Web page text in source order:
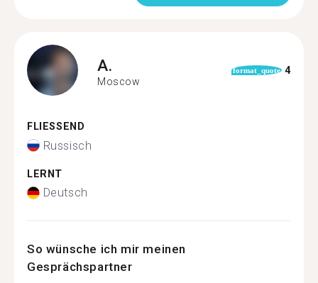
A.
Moscow
format_quote 4
FLIESSEND
Russisch
LERNT
Deutsch
So wünsche ich mir meinen
Gesprächspartner